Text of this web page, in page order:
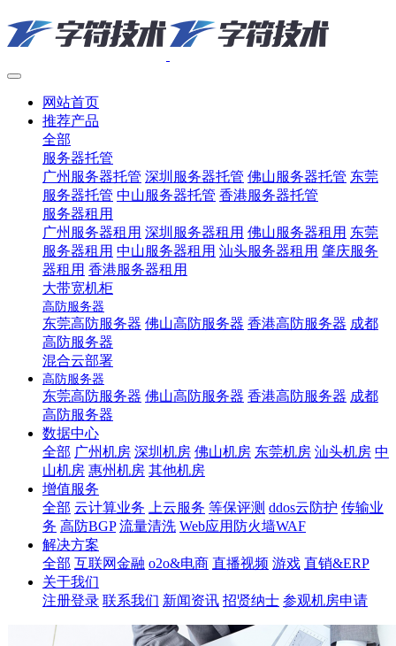
网站首页
推荐产品
全部
服务器托管
广州服务器托管 深圳服务器托管 佛山服务器托管 东莞
服务器托管 中山服务器托管 香港服务器托管
服务器租用
广州服务器租用 深圳服务器租用 佛山服务器租用 东莞
服务器租用 中山服务器租用 汕头服务器租用 肇庆服务
器租用 香港服务器租用
大带宽机柜
高防服务器
东莞高防服务器 佛山高防服务器 香港高防服务器 成都
高防服务器
混合云部署
高防服务器
东莞高防服务器 佛山高防服务器 香港高防服务器 成都
高防服务器
数据中心
全部 广州机房 深圳机房 佛山机房 东莞机房 汕头机房 中
山机房 惠州机房 其他机房
增值服务
全部 云计算业务 上云服务 等保评测 ddos云防护 传输业
务 高防BGP 流量清洗 Web应用防火墙WAF
解决方案
全部 互联网金融 o2o&电商 直播视频 游戏 直销&ERP
关于我们
注册登录 联系我们 新闻资讯 招贤纳士 参观机房申请